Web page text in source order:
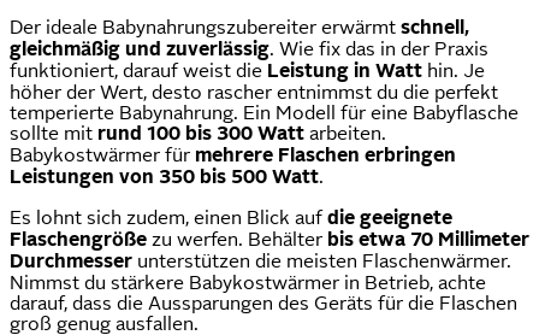
Der ideale Babynahrungszubereiter erwärmt schnell,
gleichmäßig und zuverlässig. Wie fix das in der Praxis
funktioniert, darauf weist die Leistung in Watt hin. Je
höher der Wert, desto rascher entnimmst du die perfekt
temperierte Babynahrung. Ein Modell für eine Babyflasche
sollte mit rund 100 bis 300 Watt arbeiten.
Babykostwärmer für mehrere Flaschen erbringen
Leistungen von 350 bis 500 Watt.
Es lohnt sich zudem, einen Blick aufdie geeignete
Flaschengröße zu werfen. Behälter bis etwa 70 Millimeter
Durchmesser unterstützen die meisten Flaschenwärmer.
Nimmst du stärkere Babykostwärmer in Betrieb, achte
darauf, dass die Aussparungen des Geräts für die Flaschen
groß genug ausfallen.